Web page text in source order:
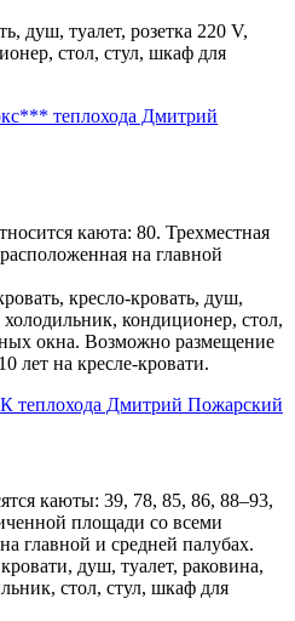
душ, туалет, розетка 220 V,
стол, стул, шкаф для
каюта: 80. Трехместная
на главной
кресло-кровать, душ,
холодильник, кондиционер, стол,
окна. Возможно размещение
лет на кресле-кровати.
каюты: 39, 78, 85, 86, 88–93,
площади со всеми
главной и средней палубах.
душ, туалет, раковина,
стол, стул, шкаф для